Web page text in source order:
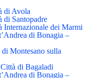
di Avola
di Santopadre
Internazionale dei Marmi
di Bonagia –
Montesano sulla
di Bagaladi
di Bonagia –